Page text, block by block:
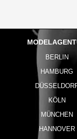
BERLIN
HAMBURG
KÖLN
MÜNCHEN
HANNOVER